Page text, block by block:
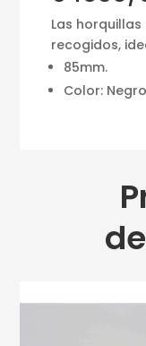
Las
recogidos,
85mm.
Color: